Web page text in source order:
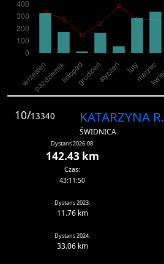
10/13340 KATARZYNA R.
ŚWIDNICA
Dystans 2026-08:
142.43 km
Czas:
43:11:50
Dystans 2023:
11.76 km
Dystans 2024:
33.06 km